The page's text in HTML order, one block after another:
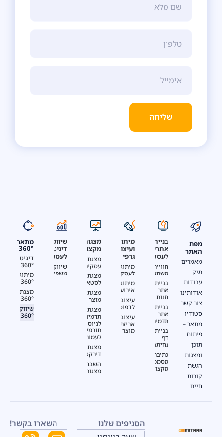
שליחה
מפת
האתר
מאמרים
תיק
עבודות
אודותינו
צור קשר
סטודיו
מתאר –
פיתוח
תוכן
ומצגות
הגשת
קורות
חיים
בניית
אתרים
לעסקים
חוויית
משתמש
בניית
אתר
חנות
בניית
אתר
תדמית
בניית
דף
נחיתה
כתיבת
מסמכים
מקצועית
מיתוג
ועיצוב
גרפי
מיתוג
לעסק
מיתוג
אירועים
עיצוב
לדפוס
עיצוב
אריזת
מוצר
מצגות
מקצועיות
מצגת
עסקית
מצגת
לסטארטאפ
מצגת
מוצר
מצגת
תדמית
לגיוס
תורמים
לעמותות
מצגת
דירקטוריון
השבחת
מצגות
שיווק
דיגיטלי
לעסקים
שיווק
משפיענים
מתאר
360°
דיגיטל
360°
מיתוג
360°
מצגת
360°
שיווק
360°
הסניפים שלנו
השארו בקשר!